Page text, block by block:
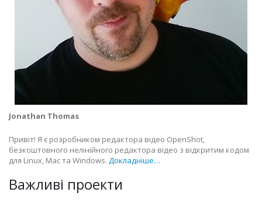
Jonathan Thomas
Привіт! Я є розробником редактора відео OpenShot,
безкоштовного нелінійного редактора відео з відкритим кодом
для Linux, Mac та Windows. Докладніше…
Важливі проекти